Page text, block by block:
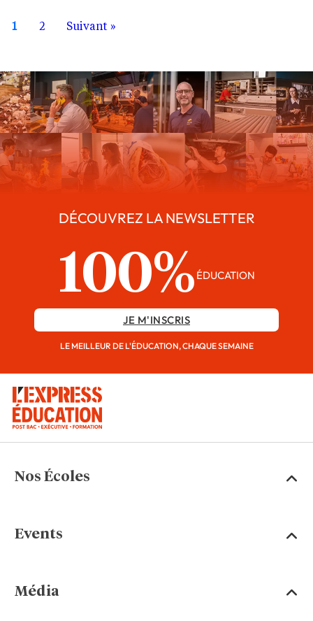
1 2 Suivant »
DÉCOUVREZ LA NEWSLETTER
100% ÉDUCATION
JE M'INSCRIS
LE MEILLEUR DE L'ÉDUCATION, CHAQUE SEMAINE
Nos Écoles
Events
Média